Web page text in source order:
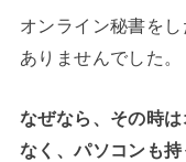
オンライン秘書を
ありませんでした。
なぜなら、その時
なく、パソコンも